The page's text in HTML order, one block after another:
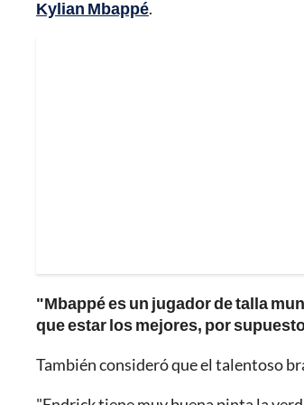
Kylian Mbappé.
"Mbappé es un jugador de talla
que estar los mejores, por
También consideró que el talentoso